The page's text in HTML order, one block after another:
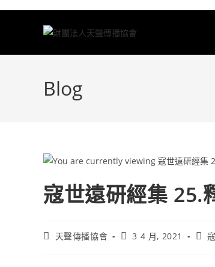
Blog
寇世遠研經集 25.
天聲傳播協會 3 4 月, 2021